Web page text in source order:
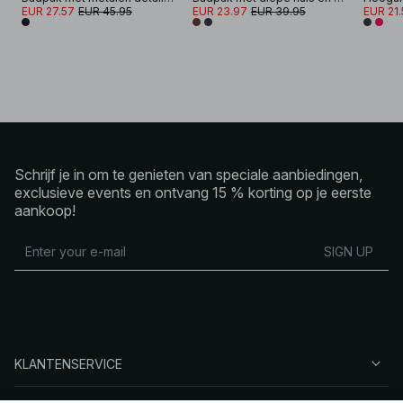
EUR 27.57 EUR 45.95
EUR 23.97 EUR 39.95
EUR
Schrijf je in om te genieten van speciale aanbiedingen,
exclusieve events en ontvang 15 % korting op je eerste
aankoop!
SIGN UP
KLANTENSERVICE